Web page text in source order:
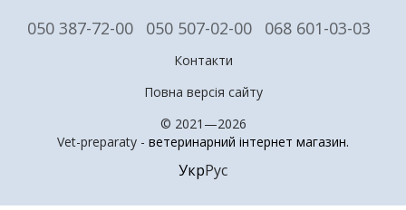
050 387-72-00 050 507-02-00 068 601-03-03
Контакти
Повна версія сайту
© 2021—2026
Vet-preparaty - ветеринарний інтернет магазин.
УкрРус